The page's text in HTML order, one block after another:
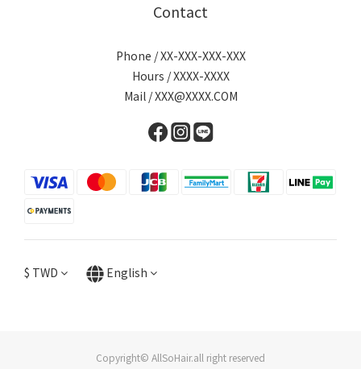
Contact
Phone / XX-XXX-XXX-XXX
Hours / XXXX-XXXX
Mail / XXX@XXXX.COM
$ TWD English
Copyright© AllSoHair.all right reserved